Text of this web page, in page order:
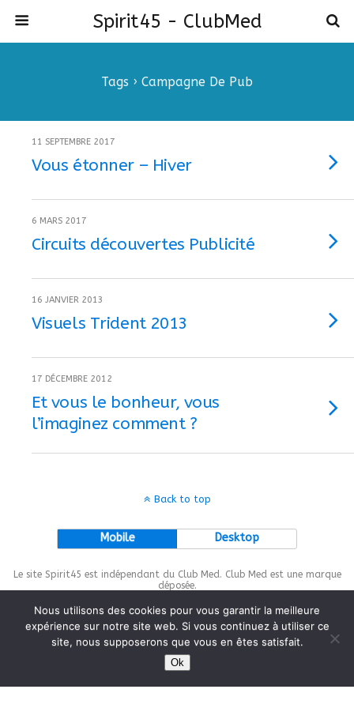
Spirit45 - ClubMed
Tags › Campagne De Pub
11 SEPTEMBRE 2017
Vous étonner – Hiver
6 MARS 2017
Circuits découvertes Publicité
16 JANVIER 2013
Visuels Trident 2013
17 DÉCEMBRE 2012
Et vous le bonheur, vous
l’imaginez comment ?
Back to top
Mobile Desktop
Le site Spirit45 est indépendant du Club Med. Club Med est une marque
déposée.
This site is protected bywp-copyrightpro.com
Nous utilisons des cookies pour vous garantir la meilleure
expérience sur notre site web. Si vous continuez à utiliser ce
site, nous supposerons que vous en êtes satisfait.
Ok